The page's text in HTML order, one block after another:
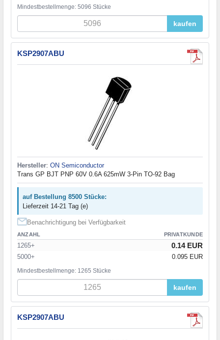
Mindestbestellmenge: 5096 Stücke
kaufen
KSP2907ABU
Hersteller: ON Semiconductor
Trans GP BJT PNP 60V 0.6A 625mW 3-Pin TO-92 Bag
auf Bestellung 8500 Stücke:
Lieferzeit 14-21 Tag (e)
Benachrichtigung bei Verfügbarkeit
ANZAHL PRIVATKUNDE
1265+ 0.14 EUR
5000+ 0.095 EUR
Mindestbestellmenge: 1265 Stücke
kaufen
KSP2907ABU